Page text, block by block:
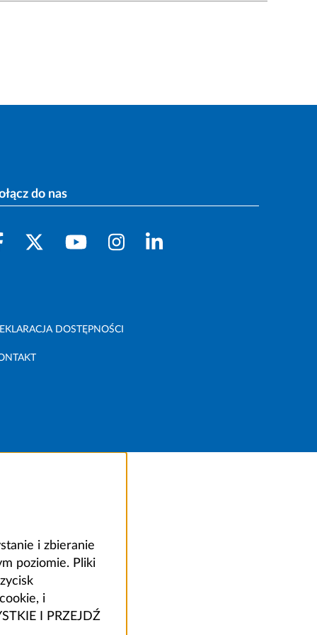
do nas
DOSTĘPNOŚCI
i zbieranie
poziomie. Pliki
i
I PRZEJDŹ